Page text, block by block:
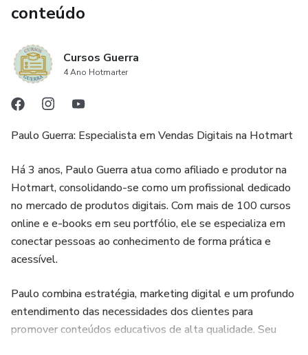
conteúdo
Cursos Guerra
4 Ano Hotmarter
Paulo Guerra: Especialista em Vendas Digitais na Hotmart
Há 3 anos, Paulo Guerra atua como afiliado e produtor na
Hotmart, consolidando-se como um profissional dedicado
no mercado de produtos digitais. Com mais de 100 cursos
online e e-books em seu portfólio, ele se especializa em
conectar pessoas ao conhecimento de forma prática e
acessível.
Paulo combina estratégia, marketing digital e um profundo
entendimento das necessidades dos clientes para
promover conteúdos educativos de alta qualidade. Seu